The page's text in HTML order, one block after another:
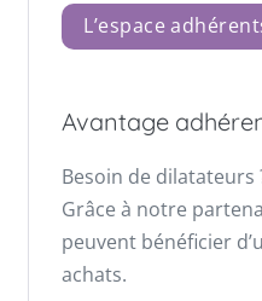
L’espace
Avantage
Besoin de dilatateurs
Grâce à notre
peuvent bénéficier
achats.